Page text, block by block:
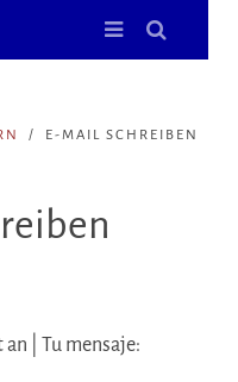
E-MAIL SCHREIBEN
| Tu mensaje: